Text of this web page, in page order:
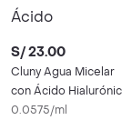
S/ 23.00
Cluny Agua Micelar
con Ácido
0.0575/ml